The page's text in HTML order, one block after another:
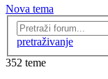
Nova tema
pretraživanje
352 teme